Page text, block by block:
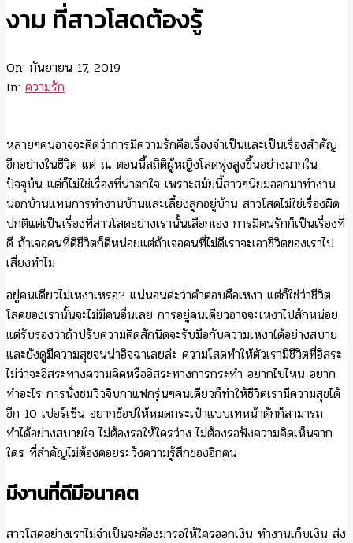
งาม ที่สาวโสดต้องรู้
On: กันยายน 17, 2019
In: ความรัก
หลายๆคนอาจจะคิดว่าการมีความรักคือเรื่องจำเป็นและเป็นเรื่องสำคัญ
อีกอย่างในชีวิต แต่ ณ ตอนนี้สถิติผู้หญิงโสดพุ่งสูงขึ้นอย่างมากใน
ปัจจุบัน แต่ก็ไม่ใช่เรื่องที่น่าตกใจ เพราะสมัยนี้สาวๆนิยมออกมาทำงาน
นอกบ้านแทนการทำงานบ้านและเลี้ยงลูกอยู่บ้าน สาวโสดไม่ใช่เรื่องผิด
ปกติแต่เป็นเรื่องที่สาวโสดอย่างเรานั้นเลือกเอง การมีคนรักก็เป็นเรื่องที่
ดี ถ้าเจอคนที่ดีชีวิตก็ดีหน่อยแต่ถ้าเจอคนที่ไม่ดีเราจะเอาชีวิตของเราไป
เสี่ยงทำไม
อยู่คนเดียวไม่เหงาเหรอ? แน่นอนค่ะว่าคำตอบคือเหงา แต่ก็ใช่ว่าชีวิต
โสดของเรานั้นจะไม่มีคนอื่นเลย การอยู่คนเดียวอาจจะเหงาไปสักหน่อย
แต่รับรองว่าถ้าปรับความคิดสักนิดจะรับมือกับความเหงาได้อย่างสบาย
และยังดูมีความสุขจนน่าอิจฉาเลยล่ะ ความโสดทำให้ตัวเรามีชีวิตที่อิสระ
ไม่ว่าจะอิสระทางความคิดหรืออิสระทางการกระทำ อยากไปไหน อยาก
ทำอะไร การนั่งชมวิวจิบกาแฟกรุ่นๆคนเดียวก็ทำให้ชีวิตเรามีความสุขได้
อีก 10 เปอร์เซ็น อยากช้อปให้หมดกระเป๋าแบบเทหน้าตักก็สามารถ
ทำได้อย่างสบายใจ ไม่ต้องรอให้ใครว่าง ไม่ต้องรอฟังความคิดเห็นจาก
ใคร ที่สำคัญไม่ต้องคอยระวังความรู้สึกของอีกคน
มีงานที่ดีมีอนาคต
สาวโสดอย่างเราไม่จำเป็นจะต้องมารอให้ใครออกเงิน ทำงานเก็บเงิน ส่ง